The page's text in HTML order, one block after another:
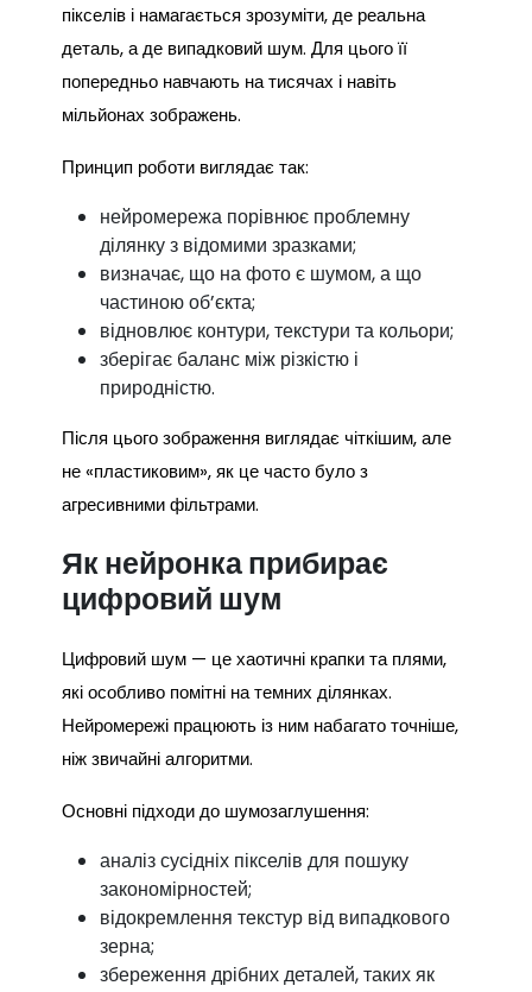
пікселів і намагається зрозуміти, де реальна
деталь, а де випадковий шум. Для цього її
попередньо навчають на тисячах і навіть
мільйонах зображень.
Принцип роботи виглядає так:
нейромережа порівнює проблемну
ділянку з відомими зразками;
визначає, що на фото є шумом, а що
частиною об’єкта;
відновлює контури, текстури та кольори;
зберігає баланс між різкістю і
природністю.
Після цього зображення виглядає чіткішим, але
не «пластиковим», як це часто було з
агресивними фільтрами.
Як нейронка прибирає
цифровий шум
Цифровий шум — це хаотичні крапки та плями,
які особливо помітні на темних ділянках.
Нейромережі працюють із ним набагато точніше,
ніж звичайні алгоритми.
Основні підходи до шумозаглушення:
аналіз сусідніх пікселів для пошуку
закономірностей;
відокремлення текстур від випадкового
зерна;
збереження дрібних деталей, таких як